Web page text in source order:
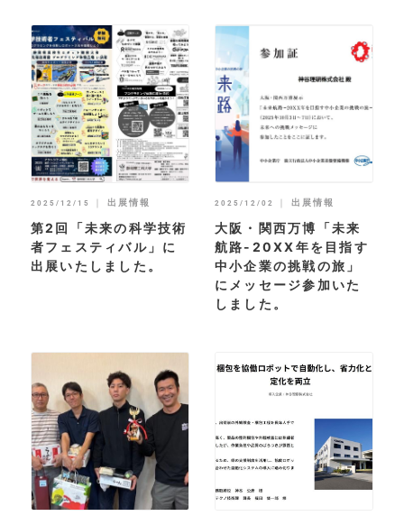
2025/12/15 ｜ 出展情報
第2回「未来の科学技術
者フェスティバル」に
出展いたしました。
2025/12/02 ｜ 出展情報
大阪・関西万博「未来
航路-20XX年を目指す
中小企業の挑戦の旅」
にメッセージ参加いた
しました。